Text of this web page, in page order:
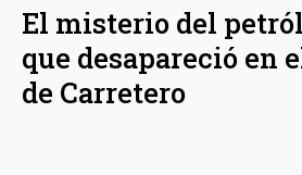
El misterio del
que desapareció en
de Carretero